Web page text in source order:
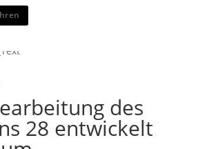
des
28 entwickelt